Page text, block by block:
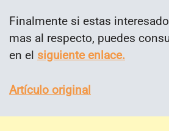
Finalmente si estas
mas al respecto, puedes
en el siguiente enlace.
Artículo original